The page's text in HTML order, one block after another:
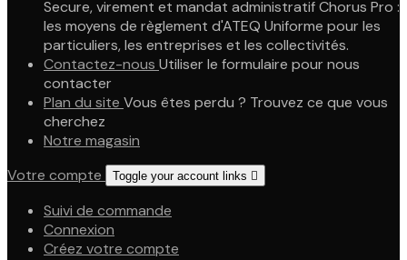
Secure, virement et mandat administratif Chorus Pro :
les moyens de règlement d'ATEQ Uniforme pour les
particuliers, les entreprises et les collectivités.
Contactez-nous Utiliser le formulaire pour nous
contacter
Plan du site Vous êtes perdu ? Trouvez ce que vous
cherchez
Notre magasin
Votre compte
Toggle your account links 
Suivi de commande
Connexion
Créez votre compte